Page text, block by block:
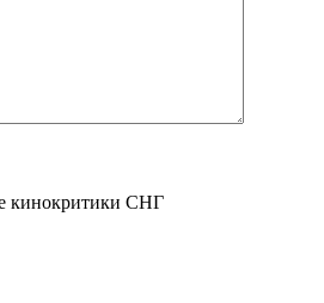
кинокритики СНГ